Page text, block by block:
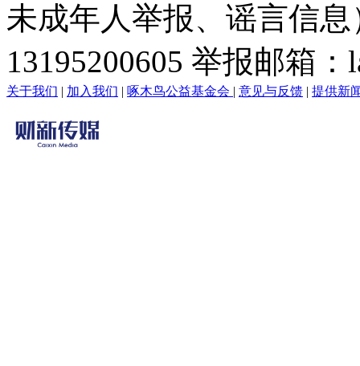
未成年人举报、谣言信
13195200605 举报邮箱
关于我们 | 加入我们 | 啄木鸟公益基金会 | 意见与反馈 | 提供新